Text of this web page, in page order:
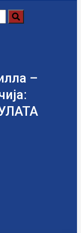
–